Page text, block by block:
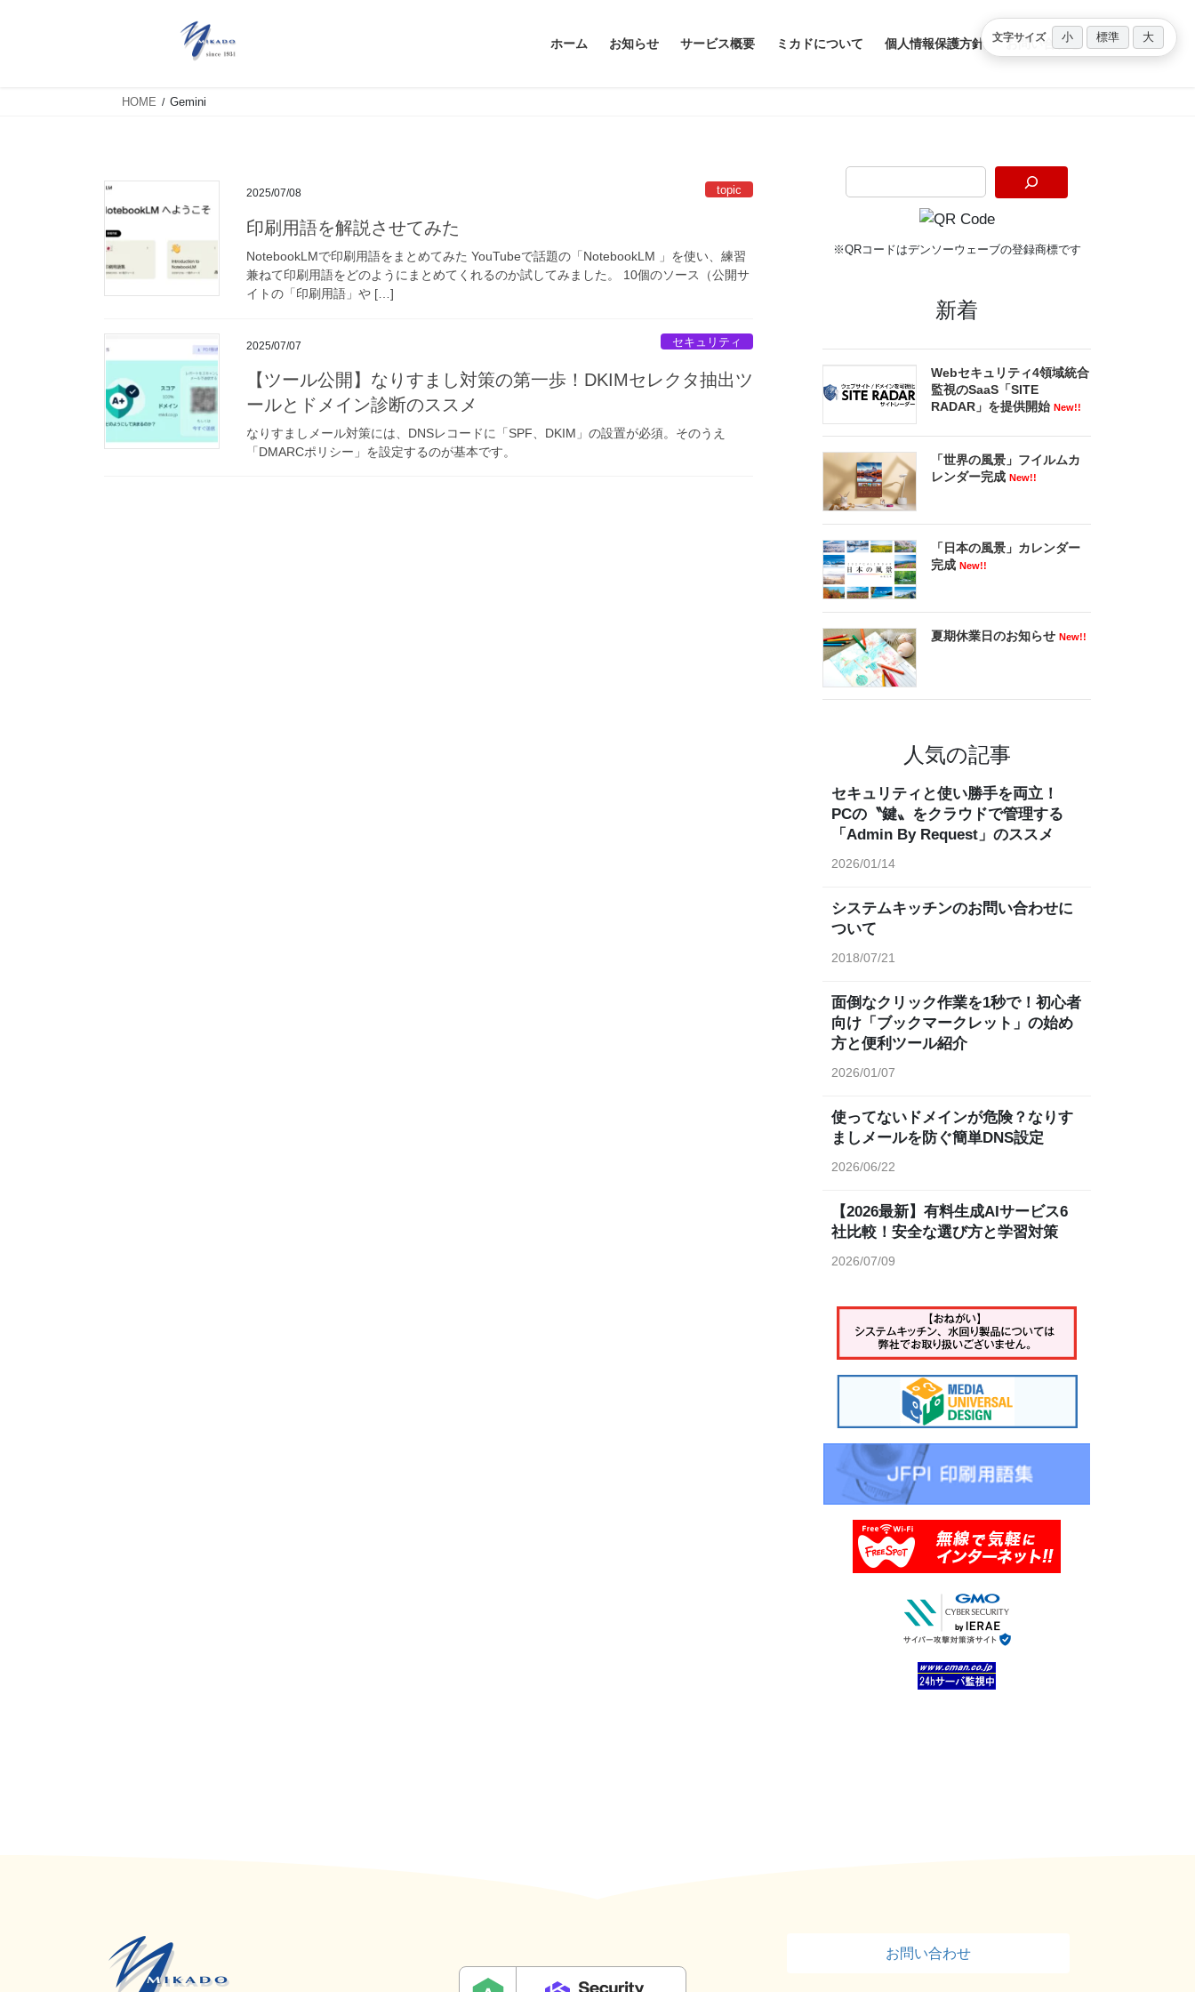
ホーム お知らせ サービス概要 ミカドについて 個人情報保護方針 お問い合わせ
HOME Gemini
2025/07/08 topic
印刷用語を解説させてみた
NotebookLMで印刷用語をまとめてみた YouTubeで話題の「NotebookLM 」を使い、練習
兼ねて印刷用語をどのようにまとめてくれるのか試してみました。 10個のソース（公開サ
イトの「印刷用語」や […]
2025/07/07 セキュリティ
【ツール公開】なりすまし対策の第一歩！DKIMセレクタ抽出ツ
ールとドメイン診断のススメ
なりすましメール対策には、DNSレコードに「SPF、DKIM」の設置が必須。そのうえ
「DMARCポリシー」を設定するのが基本です。
※QRコードはデンソーウェーブの登録商標です
新着
Webセキュリティ4領域統合
監視のSaaS「SITE
RADAR」を提供開始 New!!
「世界の風景」フイルムカ
レンダー完成 New!!
「日本の風景」カレンダー
完成 New!!
夏期休業日のお知らせ New!!
人気の記事
セキュリティと使い勝手を両立！
PCの〝鍵〟をクラウドで管理する
「Admin By Request」のススメ
2026/01/14
システムキッチンのお問い合わせに
ついて
2018/07/21
面倒なクリック作業を1秒で！初心者
向け「ブックマークレット」の始め
方と便利ツール紹介
2026/01/07
使ってないドメインが危険？なりす
ましメールを防ぐ簡単DNS設定
2026/06/22
【2026最新】有料生成AIサービス6
社比較！安全な選び方と学習対策
2026/07/09
お問い合わせ
文字サイズ 小 標準 大